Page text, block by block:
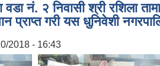
वडा नं. २ निवासी श्री रशिला
प्राप्त गरी यस धुनिवेशी
2018 - 16:43